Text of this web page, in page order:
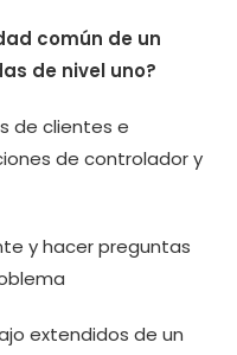
común de un
de nivel uno?
de clientes e
de controlador y
y hacer preguntas
extendidos de un